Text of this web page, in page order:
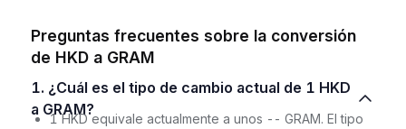
Preguntas frecuentes sobre la conversión
de HKD a GRAM
1. ¿Cuál es el tipo de cambio actual de 1 HKD
a GRAM?
1 HKD equivale actualmente a unos -- GRAM. El tipo